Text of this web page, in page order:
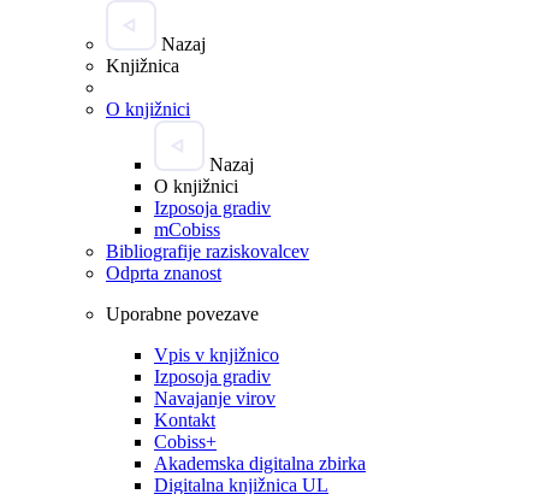
Nazaj
Knjižnica
O knjižnici
Nazaj
O knjižnici
Izposoja gradiv
mCobiss
Bibliografije raziskovalcev
Odprta znanost
Uporabne povezave
Vpis v knjižnico
Izposoja gradiv
Navajanje virov
Kontakt
Cobiss+
Akademska digitalna zbirka
Digitalna knjižnica UL